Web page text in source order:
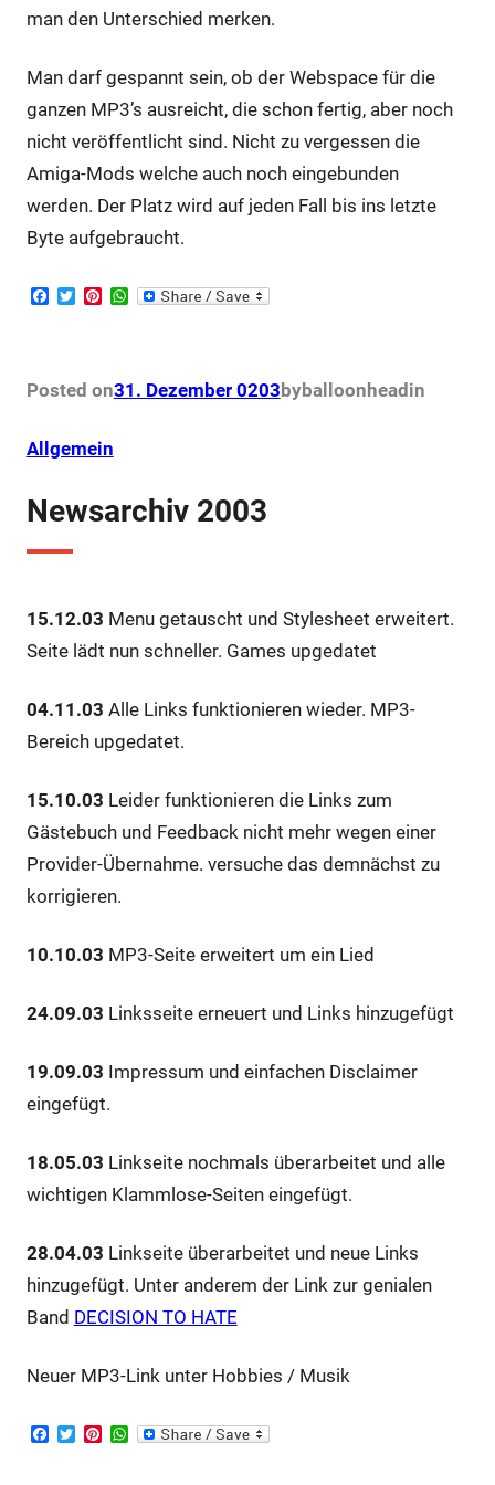
man den Unterschied merken.
Man darf gespannt sein, ob der Webspace für die
ganzen MP3’s ausreicht, die schon fertig, aber noch
nicht veröffentlicht sind. Nicht zu vergessen die
Amiga-Mods welche auch noch eingebunden
werden. Der Platz wird auf jeden Fall bis ins letzte
Byte aufgebraucht.
F
o
o
T
e
r
P
r
e
t
W
A
p
Posted on31. Dezember 0203 byballoonhead in
Allgemein
Newsarchiv 2003
15.12.03 Menu getauscht und Stylesheet erweitert.
Seite lädt nun schneller. Games upgedatet
04.11.03 Alle Links funktionieren wieder. MP3-
Bereich upgedatet.
15.10.03 Leider funktionieren die Links zum
Gästebuch und Feedback nicht mehr wegen einer
Provider-Übernahme. versuche das demnächst zu
korrigieren.
10.10.03 MP3-Seite erweitert um ein Lied
24.09.03 Linksseite erneuert und Links hinzugefügt
19.09.03 Impressum und einfachen Disclaimer
eingefügt.
18.05.03 Linkseite nochmals überarbeitet und alle
wichtigen Klammlose-Seiten eingefügt.
28.04.03 Linkseite überarbeitet und neue Links
hinzugefügt. Unter anderem der Link zur genialen
Band DECISION TO HATE
Neuer MP3-Link unter Hobbies / Musik
F
T
P
W